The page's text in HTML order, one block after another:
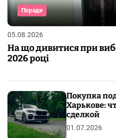
Поради
05.08.2026
На що дивитися при
2026 році
Покупка
Харькове:
сделкой
01.07.2026